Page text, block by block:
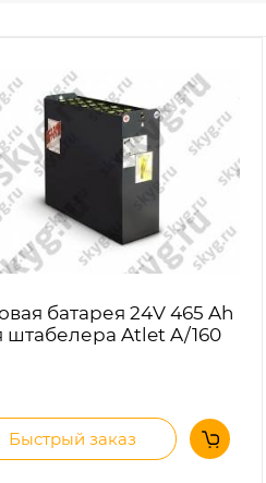
батарея 24V 465 Ah
штабелера Atlet A/160
Быстрый заказ